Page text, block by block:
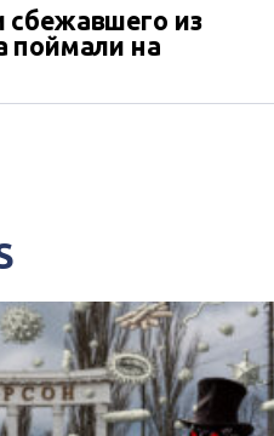
сбежавшего из
поймали на